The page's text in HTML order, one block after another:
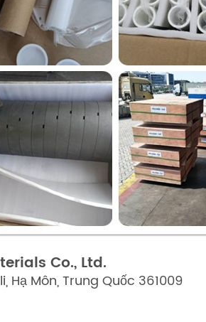
Co., Ltd.
Hạ Môn, Trung Quốc 361009